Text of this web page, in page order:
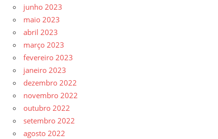
junho 2023
maio 2023
abril 2023
março 2023
fevereiro 2023
janeiro 2023
dezembro 2022
novembro 2022
outubro 2022
setembro 2022
agosto 2022